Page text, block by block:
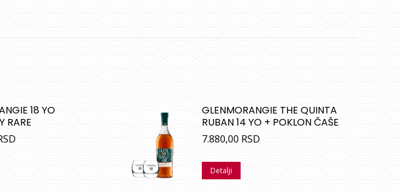
18 YO
RARE
GLENMORANGIE THE QUINTA
RUBAN 14 YO + POKLON ČAŠE
7.880,00 RSD
Detalji